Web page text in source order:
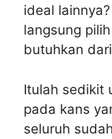
ideal
langsung
butuhkan
Itulah sedikit
pada kans
seluruh